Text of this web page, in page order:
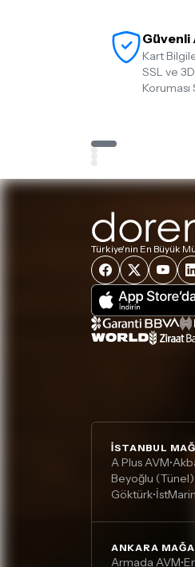
Güvenli
Kart
SSL ve
Koruması
Türkiye'nin En Büyük
İSTANBUL
A Plus AVM•
Beyoğlu
Göktürk•
ANKARA
Armada AVM•